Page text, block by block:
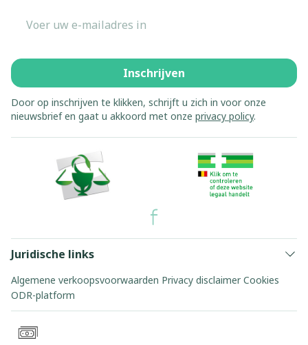
Inschrijven
Door op inschrijven te klikken, schrijft u zich in voor onze
nieuwsbrief en gaat u akkoord met onze privacy policy.
Juridische links
Algemene verkoopsvoorwaarden Privacy disclaimer Cookies
ODR-platform